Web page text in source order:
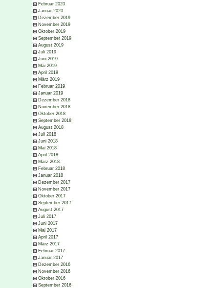
Februar 2020
Januar 2020
Dezember 2019
November 2019
Oktober 2019
September 2019
August 2019
Juli 2019
Juni 2019
Mai 2019
April 2019
März 2019
Februar 2019
Januar 2019
Dezember 2018
November 2018
Oktober 2018
September 2018
August 2018
Juli 2018
Juni 2018
Mai 2018
April 2018
März 2018
Februar 2018
Januar 2018
Dezember 2017
November 2017
Oktober 2017
September 2017
August 2017
Juli 2017
Juni 2017
Mai 2017
April 2017
März 2017
Februar 2017
Januar 2017
Dezember 2016
November 2016
Oktober 2016
September 2016